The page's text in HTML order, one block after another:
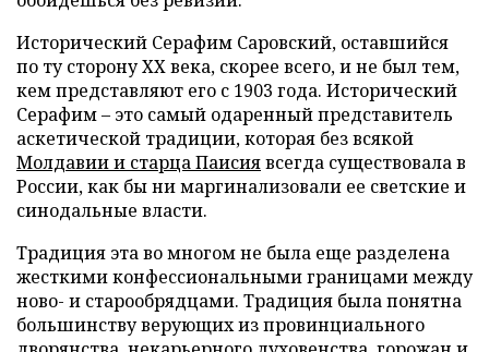
Исторический Серафим Саровский, оставшийся
по ту сторону ХХ века, скорее всего, и не был тем,
кем представляют его с 1903 года. Исторический
Серафим – это самый одаренный представитель
аскетической традиции, которая без всякой
Молдавии и старца Паисиявсегда существовала в
России, как бы ни маргинализовали ее светские и
синодальные власти.
Традиция эта во многом не была еще разделена
жесткими конфессиональными границами между
ново- и старообрядцами. Традиция была понятна
большинству верующих из провинциального